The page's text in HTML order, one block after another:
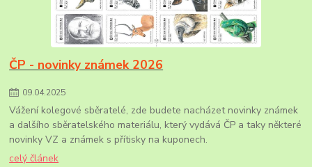
ČP - novinky známek 2026
09.04.2025
Vážení kolegové sběratelé, zde budete nacházet novinky známek
a dalšího sběratelského materiálu, který vydává ČP a taky některé
novinky VZ a známek s přítisky na kuponech.
celý článek